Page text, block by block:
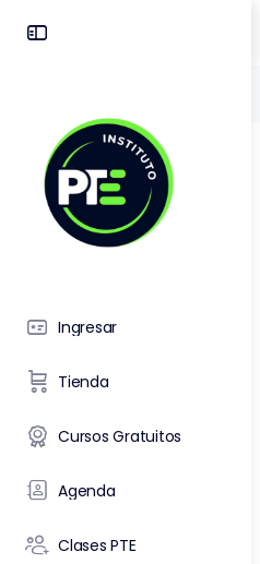
Ingresar
Tienda
Cursos Gratuitos
Agenda
Clases PTE